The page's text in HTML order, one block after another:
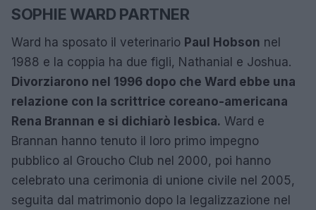
SOPHIE WARD PARTNER
Ward ha sposato il veterinario Paul Hobson nel
1988 e la coppia ha due figli, Nathanial e Joshua.
Divorziarono nel 1996 dopo che Ward ebbe una
relazione con la scrittrice coreano-americana
Rena Brannan e si dichiarò lesbica. Ward e
Brannan hanno tenuto il loro primo impegno
pubblico al Groucho Club nel 2000, poi hanno
celebrato una cerimonia di unione civile nel 2005,
seguita dal matrimonio dopo la legalizzazione nel